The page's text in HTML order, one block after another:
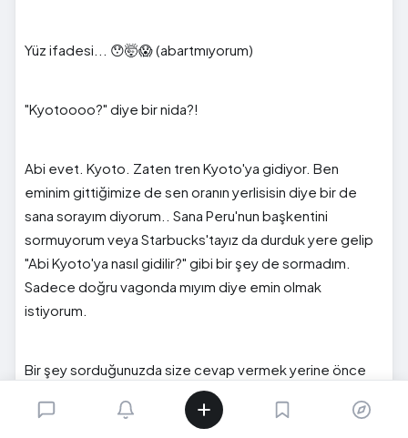
Yüz ifadesi... 😯🤯😱 (abartmıyorum)
"Kyotoooo?" diye bir nida?!
Abi evet. Kyoto. Zaten tren Kyoto'ya gidiyor. Ben
eminim gittiğimize de sen oranın yerlisisin diye bir de
sana sorayım diyorum.. Sana Peru'nun başkentini
sormuyorum veya Starbucks'tayız da durduk yere gelip
"Abi Kyoto'ya nasıl gidilir?" gibi bir şey de sormadım.
Sadece doğru vagonda mıyım diye emin olmak
istiyorum.
Bir şey sorduğunuzda size cevap vermek yerine önce
küçük çaplı bir panik atağa giriyorlar. Zenofobi mi var
acaba diyorsun.. Herhalde tipimi falan sevmediler diye